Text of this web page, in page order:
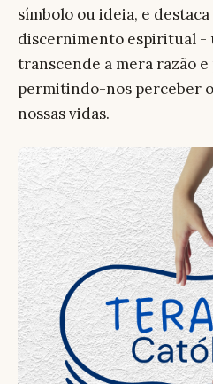
símbolo ou ideia, e
discernimento espiritual -
transcende a mera razão
permitindo-nos perceber
nossas vidas.